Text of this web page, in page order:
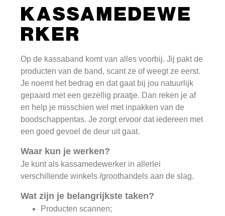
KASSAMEDEWE
RKER
Op de kassaband komt van alles voorbij. Jij pakt de
producten van de band, scant ze of weegt ze eerst.
Je noemt het bedrag en dat gaat bij jou natuurlijk
gepaard met een gezellig praatje. Dan reken je af
en help je misschien wel met inpakken van de
boodschappentas. Je zorgt ervoor dat iedereen met
een goed gevoel de deur uit gaat.
Waar kun je werken?
Je kunt als kassamedewerker in allerlei
verschillende winkels /groothandels aan de slag.
Wat zijn je belangrijkste taken?
Producten scannen;